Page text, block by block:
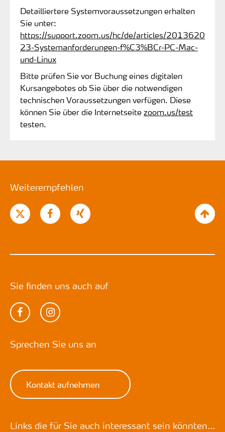
Detailliertere Systemvoraussetzungen erhalten
Sie unter:
https://support.zoom.us/hc/de/articles/2013620
23-Systemanforderungen-f%C3%BCr-PC-Mac-
und-Linux
Bitte prüfen Sie vor Buchung eines digitalen
Kursangebotes ob Sie über die notwendigen
technischen Voraussetzungen verfügen. Diese
können Sie über die Internetseitezoom.us/test
testen.
Weiterempfehlen
Sie finden uns auch auf
Sprechen Sie uns an
Kontakt aufnehmen
Links die für Sie auch interessant sein könnten...